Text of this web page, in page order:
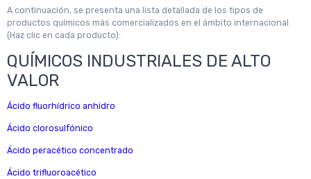
A continuación, se presenta una lista detallada de los tipos de
productos químicos más comercializados en el ámbito internacional
(Haz clic en cada producto):
QUÍMICOS INDUSTRIALES DE ALTO
VALOR
Ácido fluorhídrico anhidro
Ácido clorosulfónico
Ácido peracético concentrado
Ácido trifluoroacético